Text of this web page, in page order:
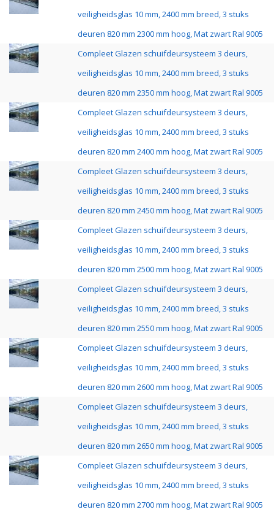
veiligheidsglas 10 mm, 2400 mm breed, 3 stuks
deuren 820 mm 2300 mm hoog, Mat zwart Ral 9005
Compleet Glazen schuifdeursysteem 3 deurs,
veiligheidsglas 10 mm, 2400 mm breed, 3 stuks
deuren 820 mm 2350 mm hoog, Mat zwart Ral 9005
Compleet Glazen schuifdeursysteem 3 deurs,
veiligheidsglas 10 mm, 2400 mm breed, 3 stuks
deuren 820 mm 2400 mm hoog, Mat zwart Ral 9005
Compleet Glazen schuifdeursysteem 3 deurs,
veiligheidsglas 10 mm, 2400 mm breed, 3 stuks
deuren 820 mm 2450 mm hoog, Mat zwart Ral 9005
Compleet Glazen schuifdeursysteem 3 deurs,
veiligheidsglas 10 mm, 2400 mm breed, 3 stuks
deuren 820 mm 2500 mm hoog, Mat zwart Ral 9005
Compleet Glazen schuifdeursysteem 3 deurs,
veiligheidsglas 10 mm, 2400 mm breed, 3 stuks
deuren 820 mm 2550 mm hoog, Mat zwart Ral 9005
Compleet Glazen schuifdeursysteem 3 deurs,
veiligheidsglas 10 mm, 2400 mm breed, 3 stuks
deuren 820 mm 2600 mm hoog, Mat zwart Ral 9005
Compleet Glazen schuifdeursysteem 3 deurs,
veiligheidsglas 10 mm, 2400 mm breed, 3 stuks
deuren 820 mm 2650 mm hoog, Mat zwart Ral 9005
Compleet Glazen schuifdeursysteem 3 deurs,
veiligheidsglas 10 mm, 2400 mm breed, 3 stuks
deuren 820 mm 2700 mm hoog, Mat zwart Ral 9005